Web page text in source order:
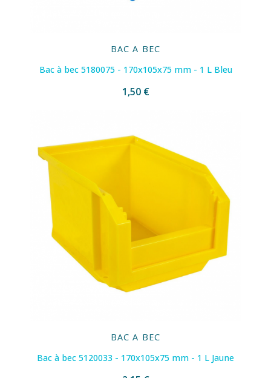
BAC A BEC
Bac à bec 5180075 - 170x105x75 mm - 1 L Bleu
1,50 €
BAC A BEC
Bac à bec 5120033 - 170x105x75 mm - 1 L Jaune